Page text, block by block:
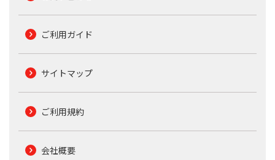
ご利用ガイド
サイトマップ
ご利用規約
会社概要